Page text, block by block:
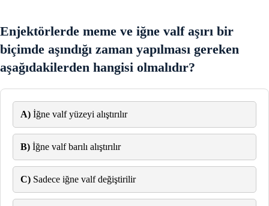
Enjektörlerde meme ve iğne valf aşırı bir
biçimde aşındığı zaman yapılması gereken
aşağıdakilerden hangisi olmalıdır?
A) İğne valf yüzeyi alıştırılır
B) İğne valf barılı alıştırılır
C) Sadece iğne valf değiştirilir